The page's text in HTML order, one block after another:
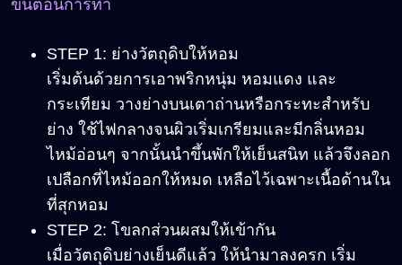
ขั้นตอนการทำ
STEP 1: ย่างวัตถุดิบให้หอม
เริ่มต้นด้วยการเอาพริกหนุ่ม หอมแดง และ
กระเทียม วางย่างบนเตาถ่านหรือกระทะสำหรับ
ย่าง ใช้ไฟกลางจนผิวเริ่มเกรียมและมีกลิ่นหอม
ไหม้อ่อนๆ จากนั้นนำขึ้นพักให้เย็นสนิท แล้วจึงลอก
เปลือกที่ไหม้ออกให้หมด เหลือไว้เฉพาะเนื้อด้านใน
ที่สุกหอม
STEP 2: โขลกส่วนผสมให้เข้ากัน
เมื่อวัตถุดิบย่างเย็นดีแล้ว ให้นำมาลงครก เริ่ม